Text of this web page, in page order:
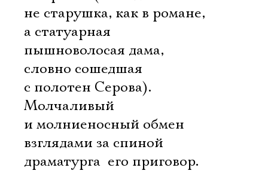
не старушка, как в романе,
а статуарная
пышноволосая дама,
словно сошедшая
с полотен Серова).
Молчаливый
и молниеносный обмен
взглядами за спиной
драматурга  его приговор.